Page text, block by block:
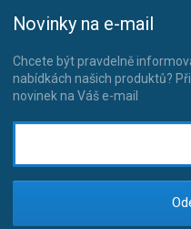
Novinky na e-mail
Chcete být pravdelně
nabídkách našich produktů?
novinek na Váš e-mail